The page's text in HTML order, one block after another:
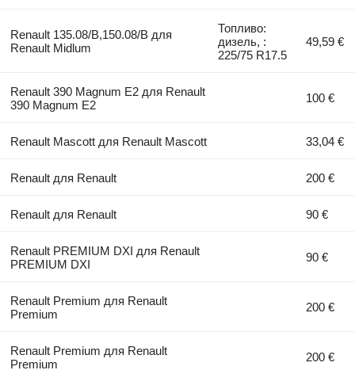
Renault 135.08/B,150.08/B для
Renault Midlum
Топливо:
дизель, :
225/75 R17.5
49,59 €
Renault 390 Magnum E2 для Renault
390 Magnum E2
100 €
Renault Mascott для Renault Mascott 33,04 €
Renault для Renault 200 €
Renault для Renault 90 €
Renault PREMIUM DXI для Renault
PREMIUM DXI
90 €
Renault Premium для Renault
Premium
200 €
Renault Premium для Renault
Premium
200 €